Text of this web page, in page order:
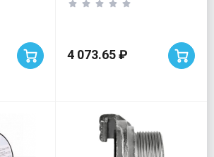
4 073.65 ₽